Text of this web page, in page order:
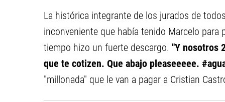
La histórica integrante de los jurados de
inconveniente que había tenido Marcelo
tiempo hizo un fuerte descargo. "Y nosotros
que te cotizen. Que abajo pleaseeeee.
"millonada" que le van a pagar a Cristian